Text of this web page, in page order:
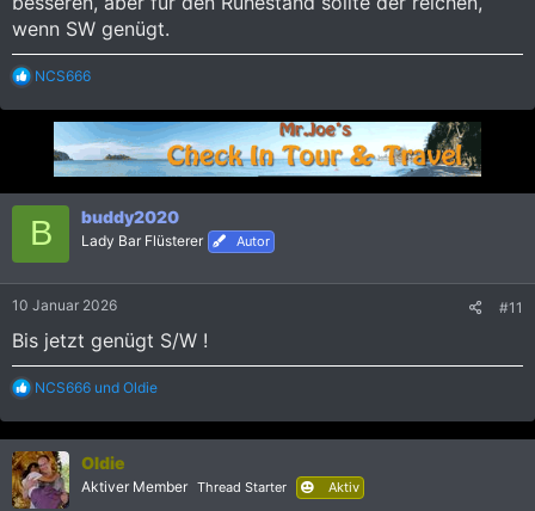
wenn SW genügt.
R
a
n
e
n
:
NCS666
B buddy2020
Lady Bar Flüsterer Autor
10 Januar 2026 #11
Bis jetzt genügt S/W !
R
a
k
t
i
o
NCS666 und Oldie
Oldie
Aktiver Member Thread Starter Aktiv